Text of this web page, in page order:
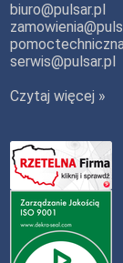
biuro@pulsar.pl
serwis@pulsar.pl
Czytaj więcej »